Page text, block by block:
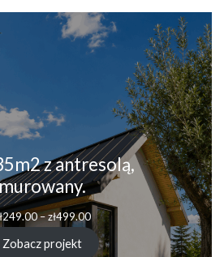
z antresolą,
249.00–zł499.00Zakres
cen:
od
zł249.00
Zobacz projekt